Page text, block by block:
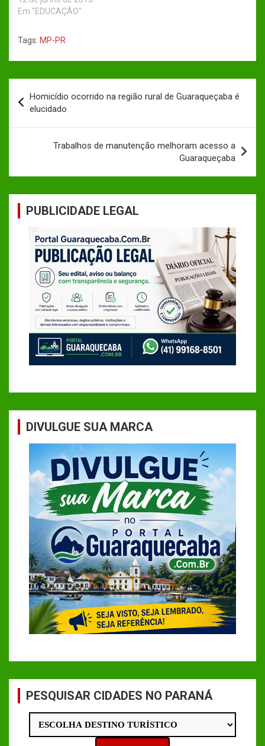
Prefeitura de
Governo do Estado do
Paraná para que
na Ilha de Superagui. As
instalações atuais são
incompatíveis para…
Em "EDUCAÇÃO"
Tags: MP-PR
de
Post
Homicídio ocorrido na região rural de Guaraqueçaba é
elucidado
Trabalhos de manutenção melhoram acesso a
Guaraqueçaba
PUBLICIDADE LEGAL
DIVULGUE SUA MARCA
PESQUISAR CIDADES NO PARANÁ